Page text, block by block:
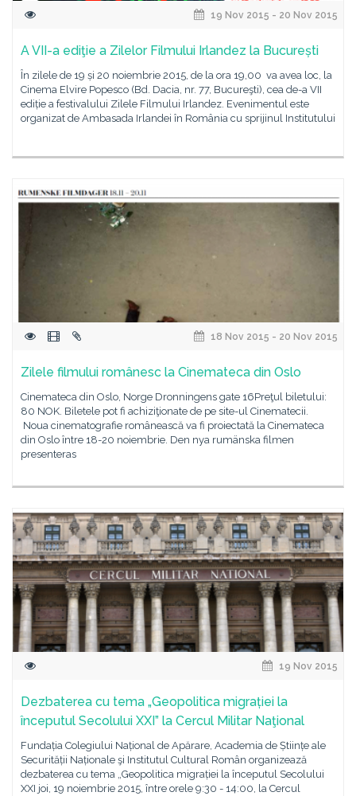
19 Nov 2015 - 20 Nov 2015
A VII-a ediţie a Zilelor Filmului Irlandez la București
În zilele de 19 și 20 noiembrie 2015, de la ora 19,00 va avea loc, la
Cinema Elvire Popesco (Bd. Dacia, nr. 77, Bucureşti), cea de-a VII
ediție a festivalului Zilele Filmului Irlandez. Evenimentul este
organizat de Ambasada Irlandei în România cu sprijinul Institutului
18 Nov 2015 - 20 Nov 2015
Zilele filmului românesc la Cinemateca din Oslo
Cinemateca din Oslo, Norge Dronningens gate 16Preţul biletului:
80 NOK. Biletele pot fi achiziţionate de pe site-ul Cinematecii.
Noua cinematografie românească va fi proiectată la Cinemateca
din Oslo între 18-20 noiembrie. Den nya rumänska filmen
presenteras
19 Nov 2015
Dezbaterea cu tema „Geopolitica migrației la
începutul Secolului XXI” la Cercul Militar Naţional
Fundația Colegiului Național de Apărare, Academia de Științe ale
Securității Naționale şi Institutul Cultural Român organizează
dezbaterea cu tema „Geopolitica migrației la începutul Secolului
XXI joi, 19 noiembrie 2015, între orele 9:30 - 14:00, la Cercul